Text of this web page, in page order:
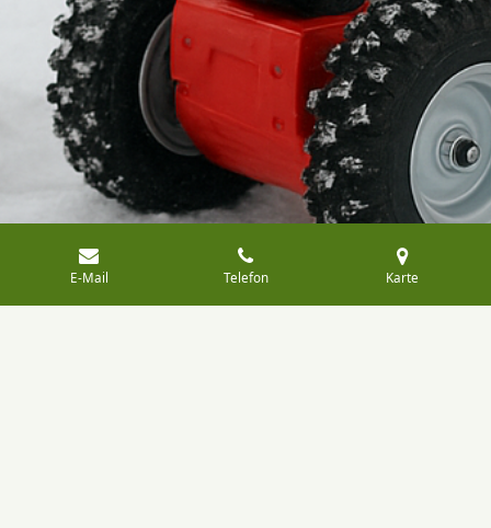
E-Mail Telefon Karte